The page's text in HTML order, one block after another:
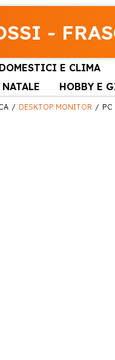
-
E CLIMA
HOBBY E
DESKTOP MONITOR PC